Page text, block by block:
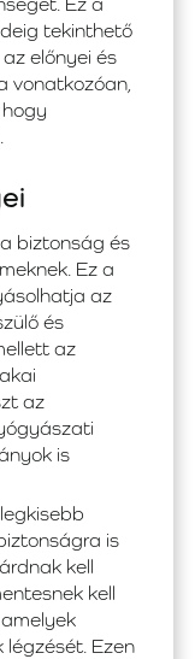
tekinthető
előnyei és
vonatkozóan,
biztonság és
Ez a
az
és
az
az
is
is
kell
kell
Ezen